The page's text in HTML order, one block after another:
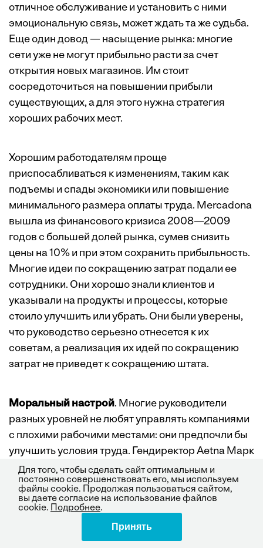
отличное обслуживание и установить с ними
эмоциональную связь, может ждать та же судьба.
Еще один довод — насыщение рынка: многие
сети уже не могут прибыльно расти за счет
открытия новых магазинов. Им стоит
сосредоточиться на повышении прибыли
существующих, а для этого нужна стратегия
хороших рабочих мест.
Хорошим работодателям проще
приспосабливаться к изменениям, таким как
подъемы и спады экономики или повышение
минимального размера оплаты труда. Mercadona
вышла из финансового кризиса 2008—2009
годов с большей долей рынка, сумев снизить
цены на 10% и при этом сохранить прибыльность.
Многие идеи по сокращению затрат подали ее
сотрудники. Они хорошо знали клиентов и
указывали на продукты и процессы, которые
стоило улучшить или убрать. Они были уверены,
что руководство серьезно отнесется к их
советам, а реализация их идей по сокращению
затрат не приведет к сокращению штата.
Моральный настрой. Многие руководители
разных уровней не любят управлять компаниями
с плохими рабочими местами: они предпочли бы
улучшить условия труда. Гендиректор Aetna Марк
Бертолини счел неприемлемым, что некоторые
сотрудники его компании из Fortune 500 были
вынуждены обращаться за социальным
пособием. Джим Синегал из Costco говорил моим
студентам: «Мы не хотим строить низкозатратную
Для того, чтобы сделать сайт оптимальным и
постоянно совершенствовать его, мы используем
файлы cookie. Продолжая пользоваться сайтом,
вы даете согласие на использование файлов
cookie.
Подробнее.
Принять